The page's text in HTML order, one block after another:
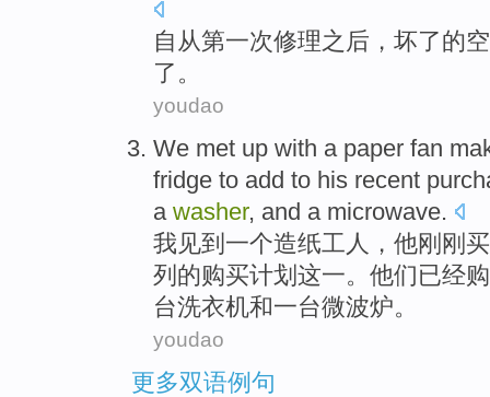
自从第一次修理之后， 坏了的
了。
youdao
We met up with a paper fan
fridge to add to his recent
a washer, and a microwave.
我 见到 一个造纸工人， 他刚刚
列的购买计划这一。 他们已经
台洗衣机和一台微波炉。
youdao
更多双语例句